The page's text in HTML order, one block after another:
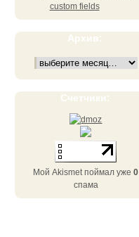
custom fields
Архив:
Счетчики:
Мой Akismet поймал уже0
спама